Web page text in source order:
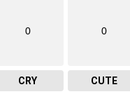
0
CRY
0
CUTE